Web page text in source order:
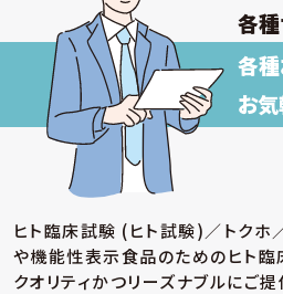
各
各
お
ヒト臨床試験 (ヒト試験)／トク
や機能性表示食品のためのヒト
クオリティかつリーズナブルにご提